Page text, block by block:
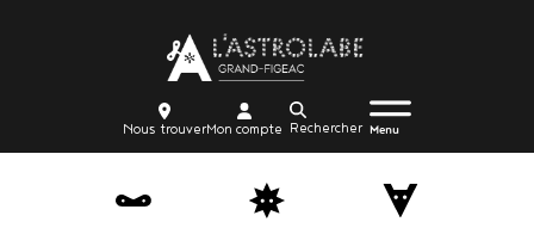
au
contenu
principal
Body
trouver
Nous trouvercompte
Mon compte
Recherche
Menu
burger
Body
icon_trigger
Menu